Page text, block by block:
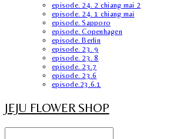
episode. 24. 2 chiang mai 2
episode. 24. 1 chiang mai
episode. Sapporo
episode. Copenhagen
episode. Berlin
episode. 23. 9
episode. 23. 8
episode. 23.7
episode. 23.6
episode.23.6.1
JEJU FLOWER SHOP